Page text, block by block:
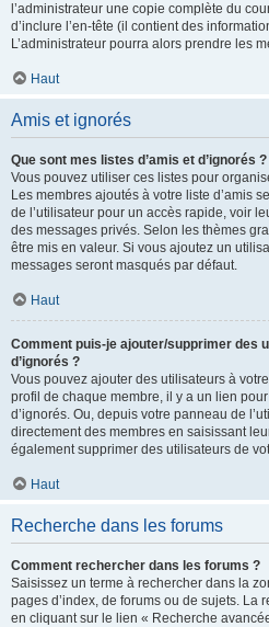
l’administrateur une copie complète du
d’inclure l’en-tête (il contient des
L’administrateur pourra alors prendre les
Haut
Amis et ignorés
Que sont mes listes d’amis et d’ignorés ?
Vous pouvez utiliser ces listes pour
Les membres ajoutés à votre liste d’amis
de l’utilisateur pour un accès rapide, voir
des messages privés. Selon les thèmes
être mis en valeur. Si vous ajoutez un
messages seront masqués par défaut.
Haut
Comment puis-je ajouter/supprimer des
d’ignorés ?
Vous pouvez ajouter des utilisateurs à
profil de chaque membre, il y a un lien
d’ignorés. Ou, depuis votre panneau de
directement des membres en saisissant
également supprimer des utilisateurs de
Haut
Recherche dans les forums
Comment rechercher dans les forums ?
Saisissez un terme à rechercher dans la
pages d’index, de forums ou de sujets. La
en cliquant sur le lien « Recherche